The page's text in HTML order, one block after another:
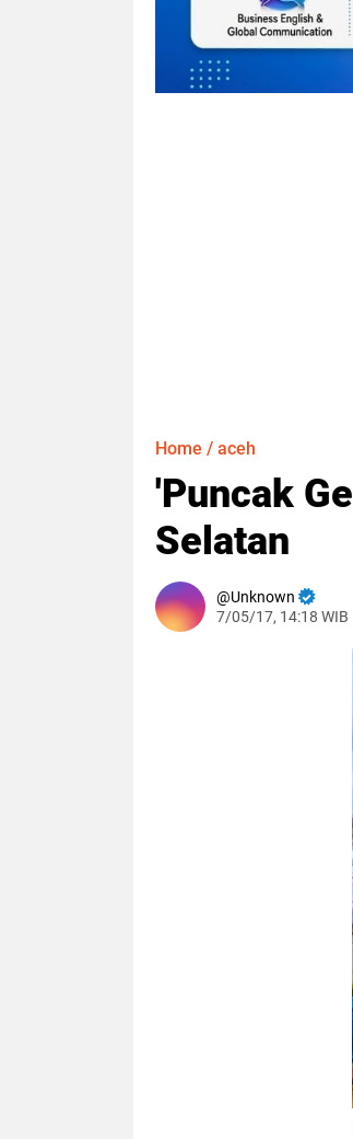
Home / aceh
'Puncak
Selatan
Unknown
7/05/17, 14:18 WIB